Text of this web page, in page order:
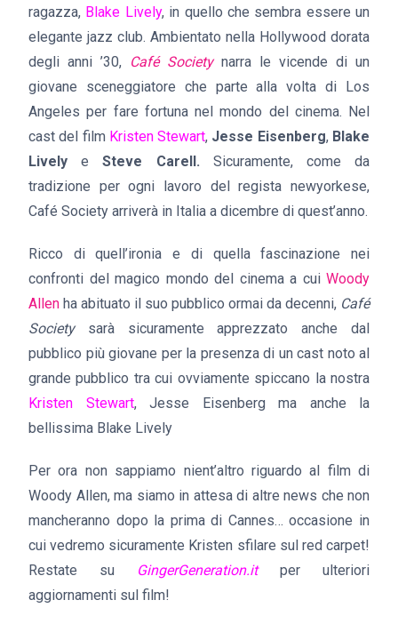
ragazza, Blake Lively, in quello che sembra essere un
elegante jazz club. Ambientato nella Hollywood dorata
degli anni ’30, Café Societynarra le vicende di un
giovane sceneggiatore che parte alla volta di Los
Angeles per fare fortuna nel mondo del cinema. Nel
cast del film Kristen Stewart, Jesse Eisenberg, Blake
Lively eSteve Carell. Sicuramente, come da
tradizione per ogni lavoro del regista newyorkese,
Café Society arriverà in Italia a dicembre di quest’anno.
Ricco di quell’ironia e di quella fascinazione nei
confronti del magico mondo del cinema a cui Woody
Allen ha abituato il suo pubblico ormai da decenni, Café
Society sarà sicuramente apprezzato anche dal
pubblico più giovane per la presenza di un cast noto al
grande pubblico tra cui ovviamente spiccano la nostra
Kristen Stewart, Jesse Eisenberg ma anche la
bellissima Blake Lively
Per ora non sappiamo nient’altro riguardo al film di
Woody Allen, ma siamo in attesa di altre news che non
mancheranno dopo la prima di Cannes… occasione in
cui vedremo sicuramente Kristen sfilare sul red carpet!
Restate su
GingerGeneration.itper ulteriori
aggiornamenti sul film!